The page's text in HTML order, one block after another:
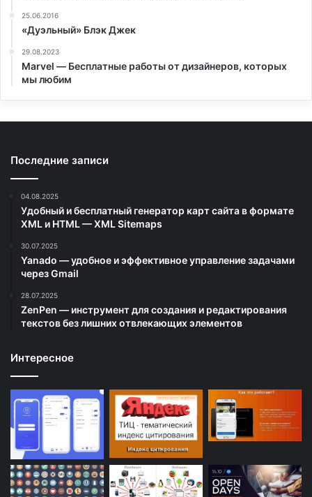
25.06.2016
«Дуэльный» Блэк Джек
29.08.2023
Marvel — Бесплатные работы от дизайнеров, которых
мы любим
Последние записи
04.08.2025
Удобный и бесплатный генератор карт сайта в формате
XML и HTML — XML Sitemaps
30.07.2025
Yanado — удобное и эффективное управление задачами
через Gmail
28.07.2025
ZenPen — инструмент для создания и редактирования
текстов без лишних отвлекающих элементов
Интересное